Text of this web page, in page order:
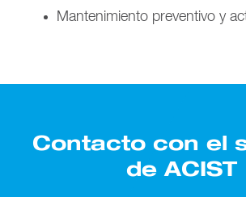
Mantenimiento preventivo y
Contacto con el
de ACIST